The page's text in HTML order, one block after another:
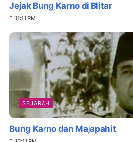
Jejak Bung Karno di Blitar
11:11 PM
SEJARAH
Bung Karno dan Majapahit